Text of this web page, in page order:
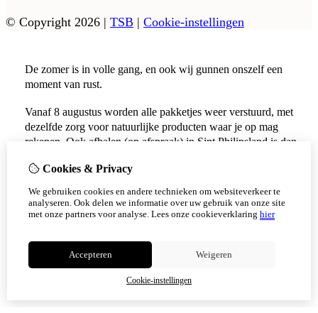
© Copyright 2026 | TSB | Cookie-instellingen
Cookies & Privacy
We gebruiken cookies en andere technieken om websiteverkeer te
analyseren. Ook delen we informatie over uw gebruik van onze site
met onze partners voor analyse. Lees onze cookieverklaring hier
Accepteren Weigeren
Cookie-instellingen
De zomer is in volle gang, en ook wij gunnen onszelf een
moment van rust.
Vanaf 8 augustus worden alle pakketjes weer verstuurd, met
dezelfde zorg voor natuurlijke producten waar je op mag
rekenen. Ook afhalen (op afspraak) in Sint Philipsland is dan
Vanaf 17 augustus zijn alle afhaalpunten (Tholen en
Scherpenisse) weer geopend.